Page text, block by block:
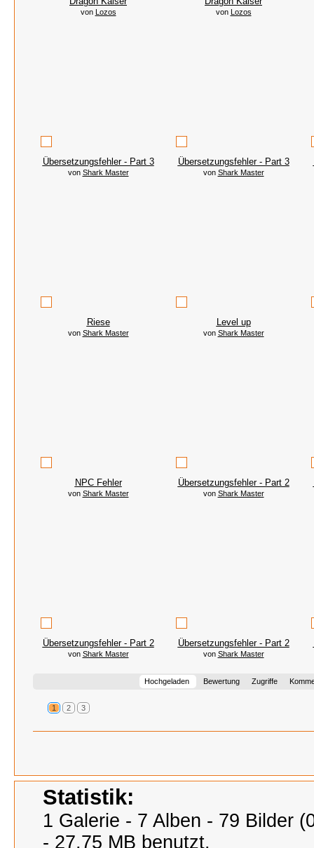
von Lozos von Lozos
Übersetzungsfehler - Part 3
von Shark Master
Übersetzungsfehler - Part 3
von Shark Master
Riese
von Shark Master
Level up
von Shark Master
NPC Fehler
von Shark Master
Übersetzungsfehler - Part 2
von Shark Master
Übersetzungsfehler - Part 2
von Shark Master
Übersetzungsfehler - Part 2
von Shark Master
Hochgeladen Bewertung Zugriffe
1 2 3
Statistik:
1 Galerie - 7 Alben - 79 Bilder
- 27,75 MB benutzt.